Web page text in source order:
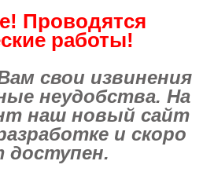
Проводятся
работы!
свои извинения
неудобства. На
наш новый сайт
и скоро
доступен.